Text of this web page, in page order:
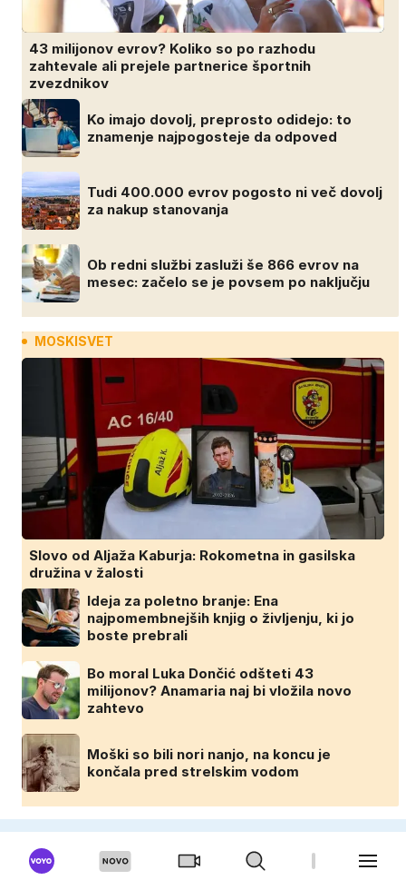
43 milijonov evrov? Koliko so po razhodu
zahtevale ali prejele partnerice športnih
zvezdnikov
Ko imajo dovolj, preprosto odidejo: to
znamenje najpogosteje da odpoved
Tudi 400.000 evrov pogosto ni več dovolj
za nakup stanovanja
Ob redni službi zasluži še 866 evrov na
mesec: začelo se je povsem po naključju
MOSKISVET
Slovo od Aljaža Kaburja: Rokometna in gasilska
družina v žalosti
Ideja za poletno branje: Ena
najpomembnejših knjig o življenju, ki jo
boste prebrali
Bo moral Luka Dončić odšteti 43
milijonov? Anamaria naj bi vložila novo
zahtevo
Moški so bili nori nanjo, na koncu je
končala pred strelskim vodom
DOMINVRT